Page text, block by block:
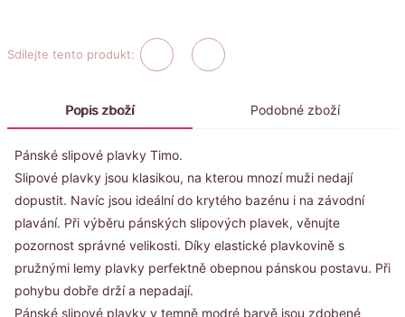
Sdílejte tento produkt:
Popis zboží Podobné zboží
Pánské slipové plavky Timo.
Slipové plavky jsou klasikou, na kterou mnozí muži nedají
dopustit. Navíc jsou ideální do krytého bazénu i na závodní
plavání. Při výběru pánských slipových plavek, věnujte
pozornost správné velikosti. Díky elastické plavkovině s
pružnými lemy plavky perfektně obepnou pánskou postavu. Při
pohybu dobře drží a nepadají.
Pánské slipové plavky v temně modré barvě jsou zdobené